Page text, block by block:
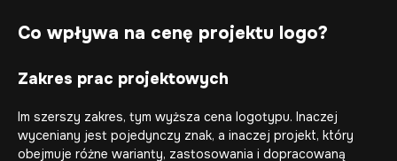
Co wpływa na cenę projektu logo?
Zakres prac projektowych
Im szerszy zakres, tym wyższa cena logotypu. Inaczej
wyceniany jest pojedynczy znak, a inaczej projekt, który
obejmuje różne warianty, zastosowania i dopracowaną